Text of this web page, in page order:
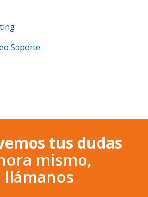
Soporte
tus dudas
mismo,
llámanos